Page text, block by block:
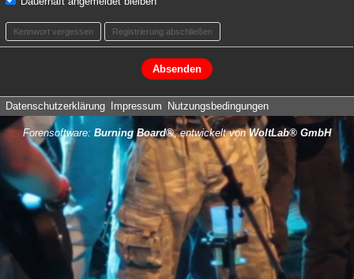
Kennwort vergessen Registrierung abschließen
Datenschutzerklärung Impressum Nutzungsbedingungen
Forensoftware: Burning Board®, entwickelt vonWoltLab® GmbH